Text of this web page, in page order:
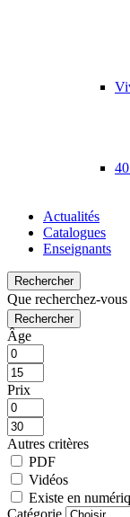
Actualités
Catalogues
Enseignants
Rechercher
Que recherchez-vous
Rechercher
Âge
Prix
Autres critères
PDF
Vidéos
Existe en
Catégorie